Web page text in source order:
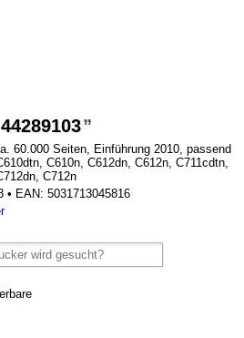
60.000 Seiten, Einführung 2010, passend
C610n, C612dn, C612n, C711cdtn,
C712n
• EAN: 5031713045816